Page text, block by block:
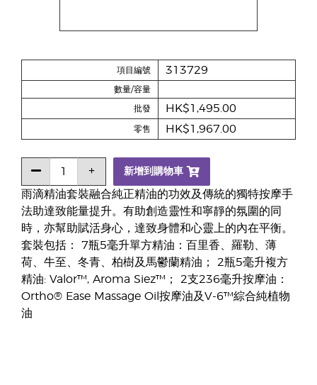
雨滴精油套裝融合純正精油的功效及傳統的獨特按摩手
法助達致能量提升。有助創造靈性和寧靜的氛圍的同
時，亦幫助賦活身心，達致身體和心靈上的內在平衡。
套裝包括： 7瓶5毫升單方精油：百里香、羅勒、薄
荷、牛至、冬青、柏樹及馬鬱蘭精油； 2瓶5毫升複方
精油: Valor™, Aroma Siez™； 2支236毫升按摩油：
Ortho® Ease Massage Oil按摩油及V-6™綜合純植物
油
項目編號 313729
數量/容量
批發 HK$1,495.00
零售 HK$1,967.00
新增到購物車